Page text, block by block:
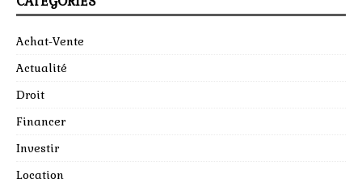
Achat-Vente
Actualité
Droit
Financer
Investir
Location